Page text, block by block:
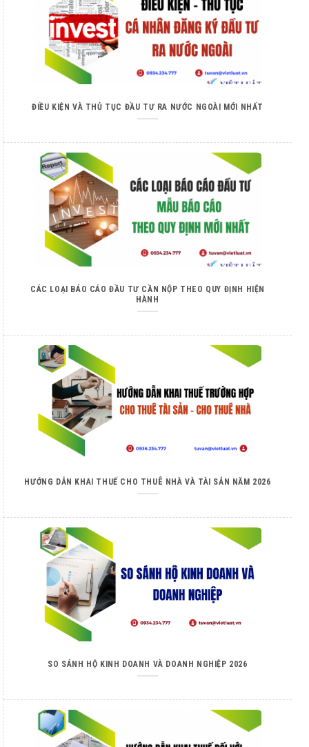
ĐIỀU KIỆN VÀ THỦ TỤC ĐẦU TƯ RA NƯỚC NGOÀI MỚI NHẤT
CÁC LOẠI BÁO CÁO ĐẦU TƯ CẦN NỘP THEO QUY ĐỊNH HIỆN
HÀNH
HƯỚNG DẪN KHAI THUẾ CHO THUÊ NHÀ VÀ TÀI SẢN NĂM 2026
SO SÁNH HỘ KINH DOANH VÀ DOANH NGHIỆP 2026